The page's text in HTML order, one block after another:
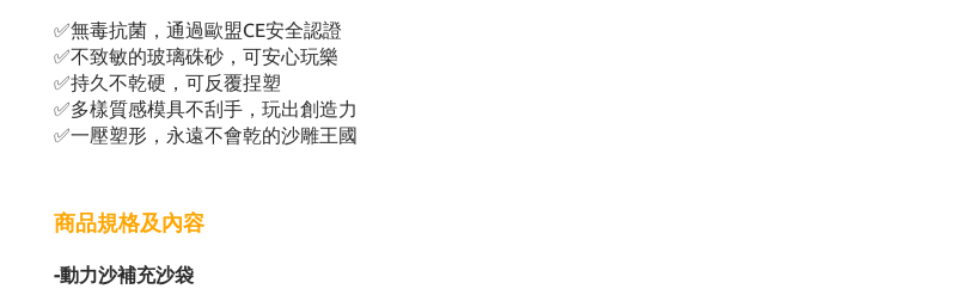
✅無毒抗菌，通過歐盟CE安全認證
✅不致敏的玻璃硃砂，可安心玩樂
✅持久不乾硬，可反覆捏塑
✅多樣質感模具不刮手，玩出創造力
✅一壓塑形，永遠不會乾的沙雕王國
商品規格及內容
-動力沙補充沙袋